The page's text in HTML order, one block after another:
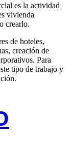
es la actividad
vivienda
crearlo.
de hoteles,
creación de
Para
tipo de trabajo y